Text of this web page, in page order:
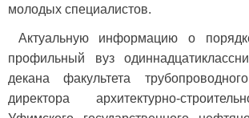
молодых специалистов.
Актуальную информацию о
профильный вуз
декана факультета
директора архитектурно-